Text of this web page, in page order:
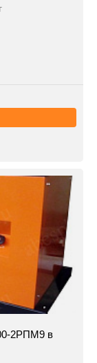
2РПМ9 в